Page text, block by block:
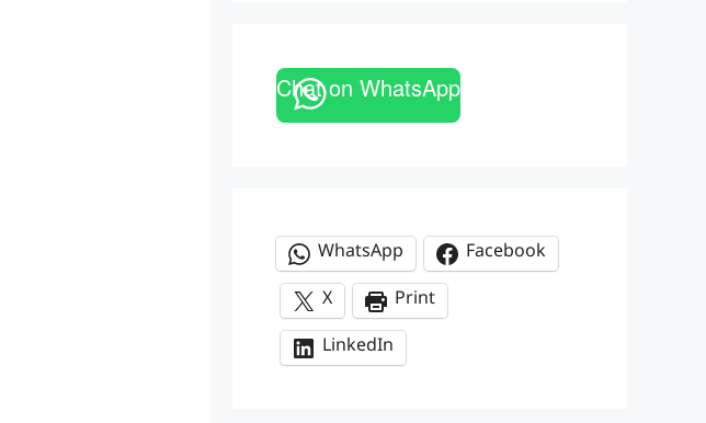
Chat on WhatsApp
WhatsApp
Facebook
X
Print
LinkedIn